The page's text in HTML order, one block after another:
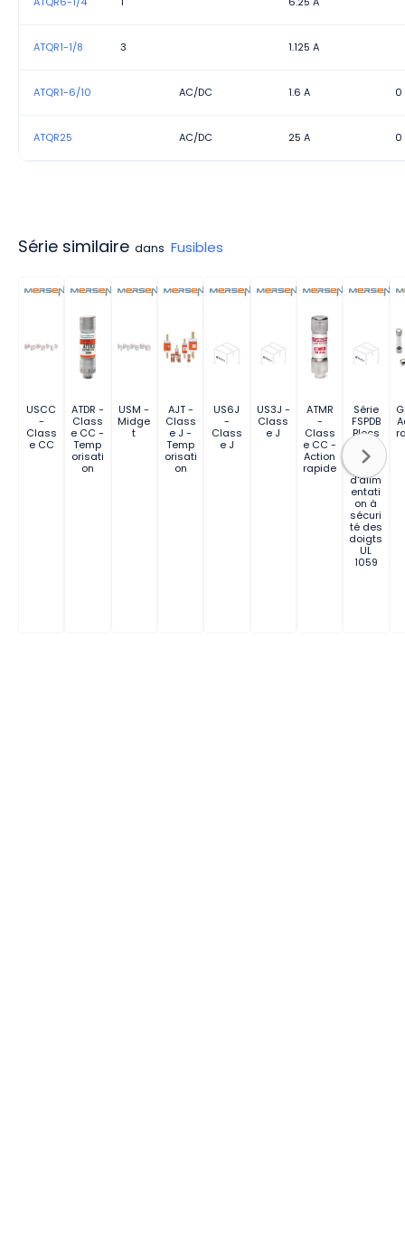
ATQR1-1/8 3 1.125 A
ATQR1-6/10 AC/DC 1.6 A 0
ATQR25 AC/DC 25 A 0
Série similaire dans Fusibles
USCC
-
Class
e CC
ATDR -
Class
e CC -
Temp
orisati
on
USM -
Midge
t
AJT -
Class
e J -
Temp
orisati
on
US6J
-
Class
e J
US3J -
Class
e J
ATMR
-
Class
e CC -
Action
rapide
Série
FSPDB
Blocs
distrib
ution
d'alim
entati
on à
sécuri
té des
doigts
UL
1059